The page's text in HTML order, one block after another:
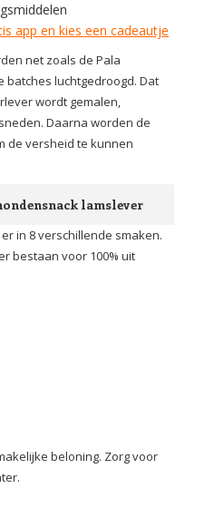
app en kies een cadeautje
net zoals de Pala
batches luchtgedroogd. Dat
wordt gemalen,
Daarna worden de
de versheid te kunnen
lamslever
in 8 verschillende smaken.
bestaan voor 100% uit
beloning. Zorg voor